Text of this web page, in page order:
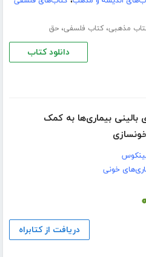
مذهبی،کتاب فلسفی،حق
دانلود کتاب
بیماری‌ها به کمک
خونی
دریافت از کتابراه